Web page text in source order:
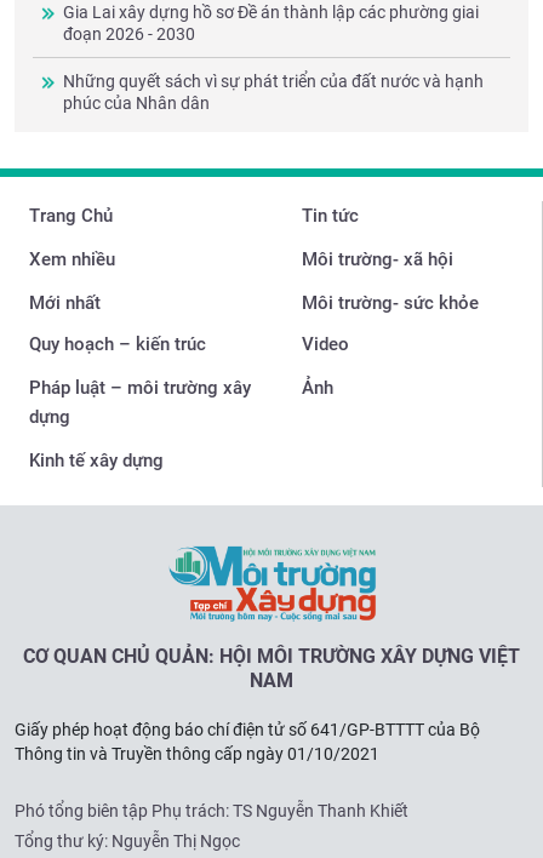
Gia Lai xây dựng hồ sơ Đề án thành lập các phường giai
đoạn 2026 - 2030
Những quyết sách vì sự phát triển của đất nước và hạnh
phúc của Nhân dân
Trang Chủ
Xem nhiều
Mới nhất
Tin tức
Môi trường- xã hội
Môi trường- sức khỏe
Quy hoạch – kiến trúc
Pháp luật – môi trường xây
dựng
Kinh tế xây dựng
Video
Ảnh
CƠ QUAN CHỦ QUẢN: HỘI MÔI TRƯỜNG XÂY DỰNG VIỆT
NAM
Giấy phép hoạt động báo chí điện tử số 641/GP-BTTTT của Bộ
Thông tin và Truyền thông cấp ngày 01/10/2021
Phó tổng biên tập Phụ trách: TS Nguyễn Thanh Khiết
Tổng thư ký: Nguyễn Thị Ngọc